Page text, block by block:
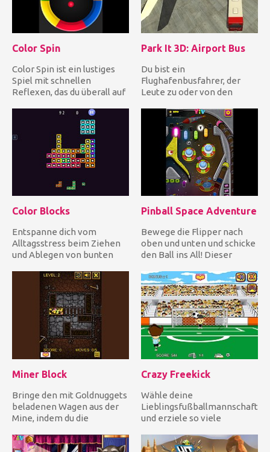
Color Spin
Color Spin ist ein lustiges
Spiel mit schnellen
Reflexen, das du überall auf
Park It 3D: Airport Bus
Du bist ein
Flughafenbusfahrer, der
Leute zu oder von den
Sie daran, dass...
Color Blocks
Entspanne dich vom
Alltagsstress beim Ziehen
und Ablegen von bunten
Pinball Space Adventure
Bewege die Flipper nach
oben und unten und schicke
den Ball ins All! Dieser
Miner Block
Bringe den mit Goldnuggets
beladenen Wagen aus der
Mine, indem du die
schieb...
Crazy Freekick
Wähle deine
Lieblingsfußballmannschaft
und erziele so viele
Tippen Sie, um de...